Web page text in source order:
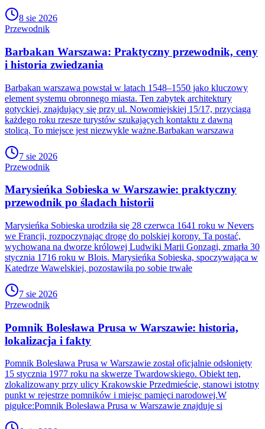
8 sie 2026
Przewodnik
Barbakan Warszawa: Praktyczny przewodnik, ceny
i historia zwiedzania
Barbakan warszawa powstał w latach 1548–1550 jako kluczowy
element systemu obronnego miasta. Ten zabytek architektury
gotyckiej, znajdujący się przy ul. Nowomiejskiej 15/17, przyciąga
każdego roku rzesze turystów szukających kontaktu z dawną
stolicą. To miejsce jest niezwykle ważne.Barbakan warszawa
7 sie 2026
Przewodnik
Marysieńka Sobieska w Warszawie: praktyczny
przewodnik po śladach historii
Marysieńka Sobieska urodziła się 28 czerwca 1641 roku w Nevers
we Francji, rozpoczynając drogę do polskiej korony. Ta postać,
wychowana na dworze królowej Ludwiki Marii Gonzagi, zmarła 30
stycznia 1716 roku w Blois. Marysieńka Sobieska, spoczywająca w
Katedrze Wawelskiej, pozostawiła po sobie trwałe
7 sie 2026
Przewodnik
Pomnik Bolesława Prusa w Warszawie: historia,
lokalizacja i fakty
Pomnik Bolesława Prusa w Warszawie został oficjalnie odsłonięty
15 stycznia 1977 roku na skwerze Twardowskiego. Obiekt ten,
zlokalizowany przy ulicy Krakowskie Przedmieście, stanowi istotny
punkt w rejestrze pomników i miejsc pamięci narodowej.W
pigułce:Pomnik Bolesława Prusa w Warszawie znajduje si